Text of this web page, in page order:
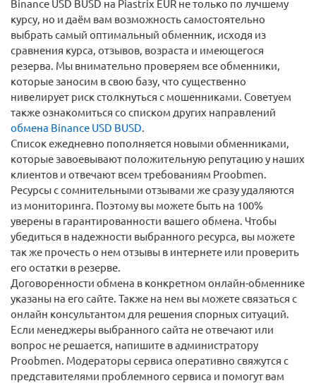
Binance USD BUSD на Piastrix EUR не только по лучшему
курсу, но и даём вам возможность самостоятельно
выбрать самый оптимальный обменник, исходя из
сравнения курса, отзывов, возраста и имеющегося
резерва. Мы внимательно проверяем все обменники,
которые заносим в свою базу, что существенно
нивелирует риск столкнуться с мошенниками. Советуем
также ознакомиться со списком других направлений
обмена Binance USD BUSD.
Список ежедневно пополняется новыми обменниками,
которые завоевывают положительную репутацию у наших
клиентов и отвечают всем требованиям Proobmen.
Ресурсы с сомнительными отзывами же сразу удаляются
из мониторинга. Поэтому вы можете быть на 100%
уверены в гарантированности вашего обмена. Чтобы
убедиться в надежности выбранного ресурса, вы можете
так же прочесть о нем отзывы в интернете или проверить
его остатки в резерве.
Договоренности обмена в конкретном онлайн-обменнике
указаны на его сайте. Также на нем вы можете связаться с
онлайн консультантом для решения спорных ситуаций.
Если менеджеры выбранного сайта не отвечают или
вопрос не решается, напишите в администратору
Proobmen. Модераторы сервиса оперативно свяжутся с
представителями проблемного сервиса и помогут вам